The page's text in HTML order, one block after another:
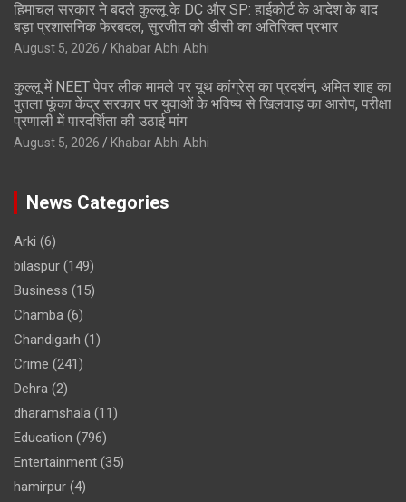
हिमाचल सरकार ने बदले कुल्लू के DC और SP: हाईकोर्ट के आदेश के बाद
बड़ा प्रशासनिक फेरबदल, सुरजीत को डीसी का अतिरिक्त प्रभार
August 5, 2026 Khabar Abhi Abhi
कुल्लू में NEET पेपर लीक मामले पर यूथ कांग्रेस का प्रदर्शन, अमित शाह का
पुतला फूंका केंद्र सरकार पर युवाओं के भविष्य से खिलवाड़ का आरोप, परीक्षा
प्रणाली में पारदर्शिता की उठाई मांग
August 5, 2026 Khabar Abhi Abhi
News Categories
Arki (6)
bilaspur (149)
Business (15)
Chamba (6)
Chandigarh (1)
Crime (241)
Dehra (2)
dharamshala (11)
Education (796)
Entertainment (35)
hamirpur (4)